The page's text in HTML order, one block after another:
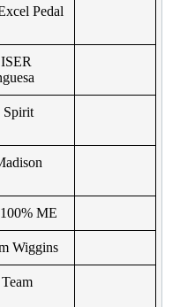
Pedal
Spirit
ME
Wiggins